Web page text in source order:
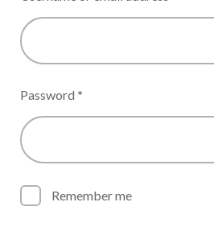
Password *
Remember me